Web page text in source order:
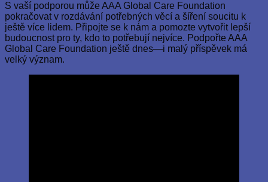
S vaší podporou může AAA Global Care Foundation
pokračovat v rozdávání potřebných věcí a šíření soucitu k
ještě více lidem. Připojte se k nám a pomozte vytvořit lepší
budoucnost pro ty, kdo to potřebují nejvíce. Podpořte AAA
Global Care Foundation ještě dnes—i malý příspěvek má
velký význam.